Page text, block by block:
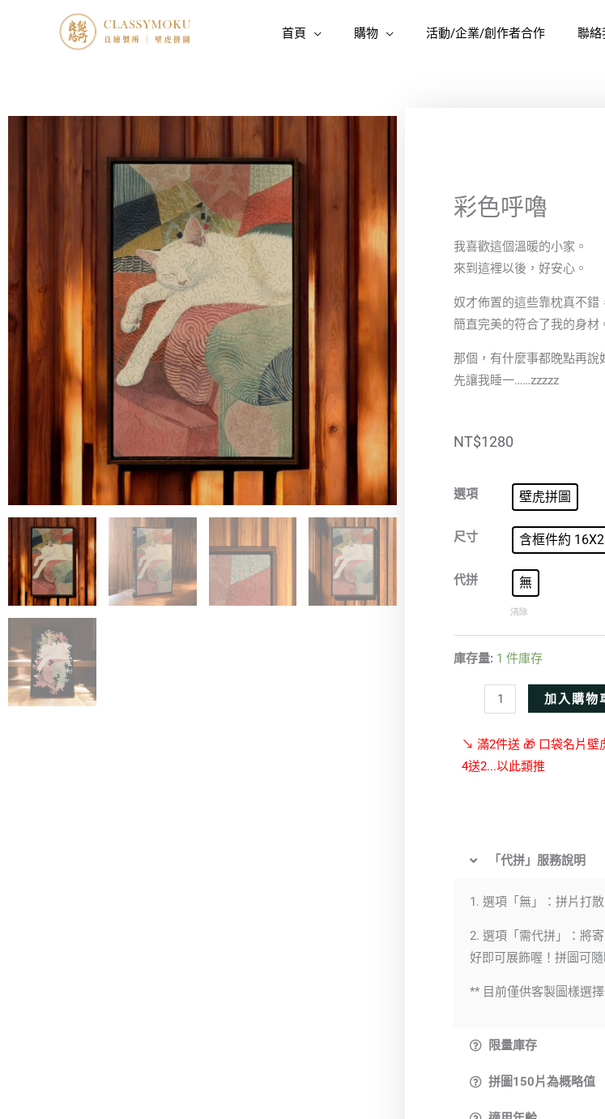
容
首頁 購物 活動/企業/創作者合作 聯絡
彩色呼嚕
我喜歡這個溫暖的小家。
來到這裡以後，好安心。
奴才佈置的這些靠枕真不錯
簡直完美的符合了我的身材
那個，有什麼事都晚點再說
先讓我睡一……zzzzz
NT$1280
選項 壁虎拼圖
尺寸 含框件約
代拼 無
清除
庫存量: 1 件庫存
彩
呼
數
加入購物
↘ 滿2件送 🎁 口袋名片壁
4送2...以此類推
「代拼」服務說明
1. 選項「無」：拼片打散
2. 選項「需代拼」：將
好即可展飾喔！拼圖可
** 目前僅供客製圖樣選
限量庫存
拼圖150片為概略值